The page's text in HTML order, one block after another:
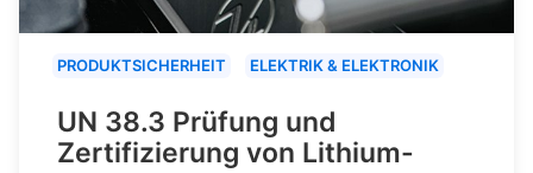
PRODUKTSICHERHEIT ELEKTRIK & ELEKTRONIK
UN 38.3 Prüfung und
Zertifizierung von Lithium-